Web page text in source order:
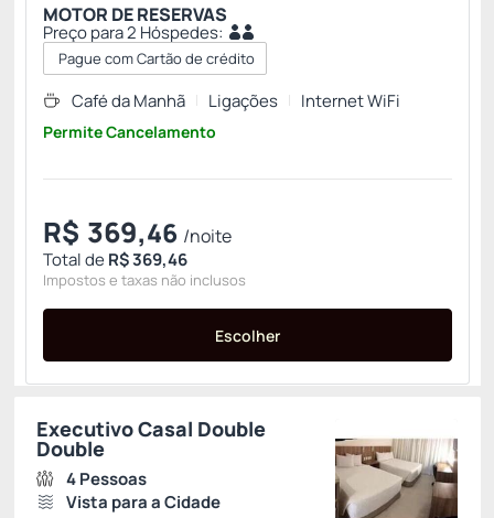
MOTOR DE RESERVAS
Preço para 2 Hóspedes:
Pague com Cartão de crédito
Café da Manhã Ligações Internet WiFi
Permite Cancelamento
R$ 369,46 /noite
Total deR$ 369,46
Impostos e taxas não inclusos
Escolher
Executivo Casal Double
Double
4 Pessoas
Vista para a Cidade